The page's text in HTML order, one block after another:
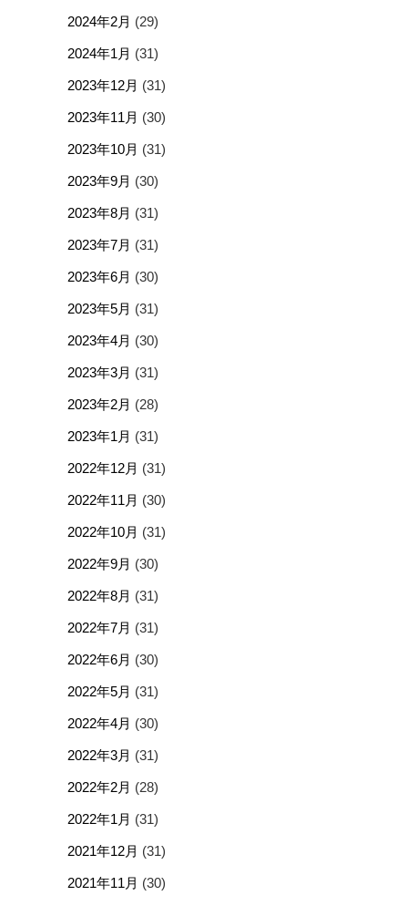
2024年2月 (29)
2024年1月 (31)
2023年12月 (31)
2023年11月 (30)
2023年10月 (31)
2023年9月 (30)
2023年8月 (31)
2023年7月 (31)
2023年6月 (30)
2023年5月 (31)
2023年4月 (30)
2023年3月 (31)
2023年2月 (28)
2023年1月 (31)
2022年12月 (31)
2022年11月 (30)
2022年10月 (31)
2022年9月 (30)
2022年8月 (31)
2022年7月 (31)
2022年6月 (30)
2022年5月 (31)
2022年4月 (30)
2022年3月 (31)
2022年2月 (28)
2022年1月 (31)
2021年12月 (31)
2021年11月 (30)